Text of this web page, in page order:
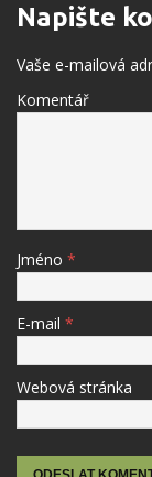
Napište
Vaše e-mailová
Komentář
Jméno *
E-mail *
Webová stránka